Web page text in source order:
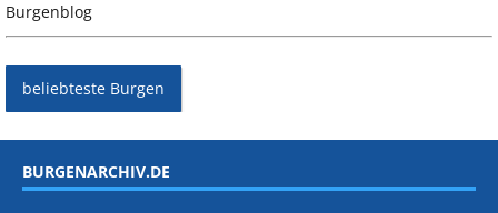
Burgenblog
beliebteste Burgen
BURGENARCHIV.DE